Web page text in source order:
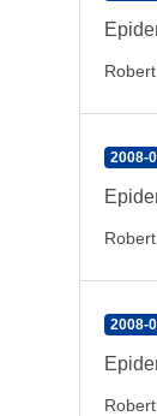
2008-
2008-